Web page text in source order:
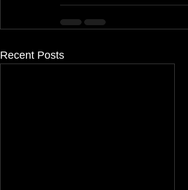
Recent Posts